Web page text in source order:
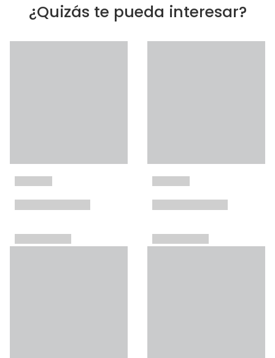
¿Quizás te pueda interesar?